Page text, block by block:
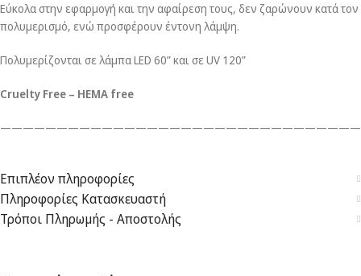
Εύκολα στην εφαρμογή και την αφαίρεση τους, δεν ζαρώνουν κατά τον
πολυμερισμό, ενώ προσφέρουν έντονη λάμψη.
Πολυμερίζονται σε λάμπα LED 60” και σε UV 120”
Cruelty Free – HEMA free
Επιπλέον πληροφορίες
Πληροφορίες Κατασκευαστή
Τρόποι Πληρωμής - Αποστολής